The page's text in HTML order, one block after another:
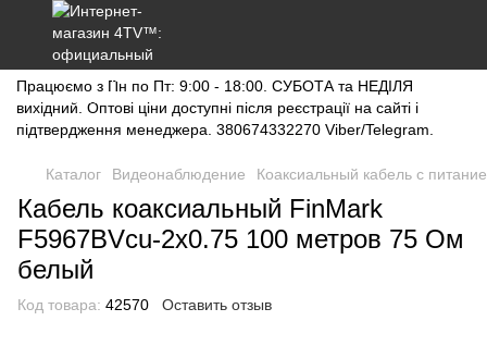
Працюємо з Пн по Пт: 9:00 - 18:00. СУБОТА та НЕДІЛЯ
вихідний. Оптові ціни доступні після реєстрації на сайті і
підтвердження менеджера. 380674332270 Viber/Telegram.
Каталог Видеонаблюдение Коаксиальный кабель с
Кабель коаксиальный FinMark
F5967BVcu-2x0.75 100 метров 75 Ом
белый
Код товара: 42570 Оставить отзыв